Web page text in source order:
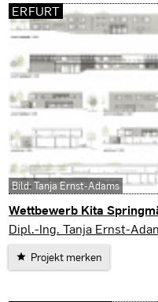
Wettbewerb Kita
Erfurt
Dipl.-Ing. Tanja Ernst-
Projekt merken
ERFURT
Bild: Tanja Ernst-Adams